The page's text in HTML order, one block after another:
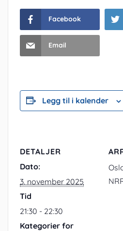
Facebook
Email
Legg til i kalender
DETALJER
Dato:
3. november 2025
Tid
21:30 - 22:30
Kategorier for